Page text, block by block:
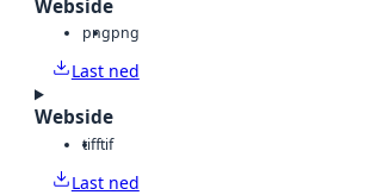
Webside
pngpng
Last ned
Webside
tifftif
Last ned